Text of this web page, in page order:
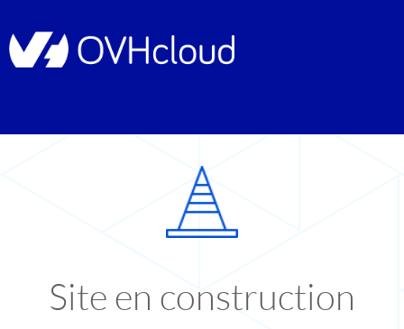
Site en construction